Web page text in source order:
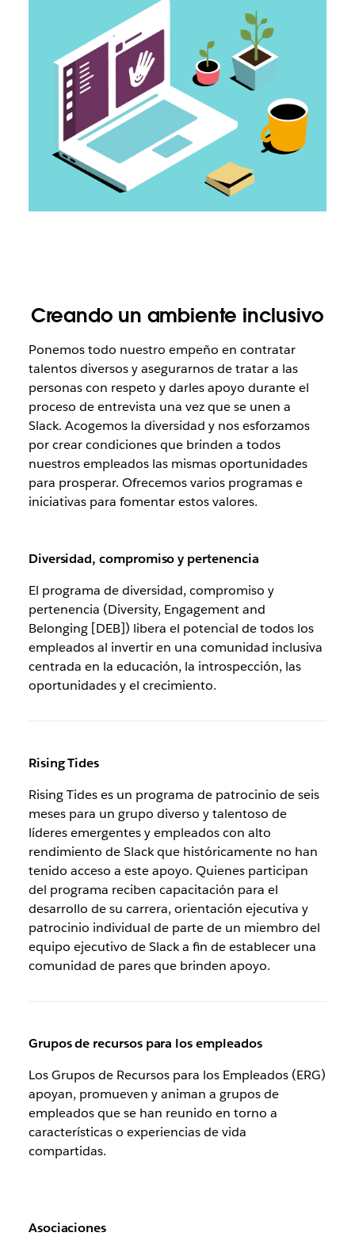
Creando un ambiente inclusivo
Ponemos todo nuestro empeño en contratar
talentos diversos y asegurarnos de tratar a las
personas con respeto y darles apoyo durante el
proceso de entrevista una vez que se unen a
Slack. Acogemos la diversidad y nos esforzamos
por crear condiciones que brinden a todos
nuestros empleados las mismas oportunidades
para prosperar. Ofrecemos varios programas e
iniciativas para fomentar estos valores.
Diversidad, compromiso y pertenencia
El programa de diversidad, compromiso y
pertenencia (Diversity, Engagement and
Belonging [DEB]) libera el potencial de todos los
empleados al invertir en una comunidad inclusiva
centrada en la educación, la introspección, las
oportunidades y el crecimiento.
Rising Tides
Rising Tides es un programa de patrocinio de seis
meses para un grupo diverso y talentoso de
líderes emergentes y empleados con alto
rendimiento de Slack que históricamente no han
tenido acceso a este apoyo. Quienes participan
del programa reciben capacitación para el
desarrollo de su carrera, orientación ejecutiva y
patrocinio individual de parte de un miembro del
equipo ejecutivo de Slack a fin de establecer una
comunidad de pares que brinden apoyo.
Grupos de recursos para los empleados
Los Grupos de Recursos para los Empleados (ERG)
apoyan, promueven y animan a grupos de
empleados que se han reunido en torno a
características o experiencias de vida
compartidas.
Asociaciones